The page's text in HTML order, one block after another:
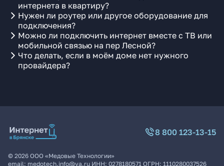
интернета в квартиру?
Нужен ли роутер или другое оборудование для
подключения?
Можно ли подключить интернет вместе с ТВ или
мобильной связью на пер Лесной?
Что делать, если в моём доме нет нужного
провайдера?
8 800 123-13-15
© 2026 ООО «Медовые Технологии»
email: medotech.info@ya.ru ИНН: 0278180571 ОГРН: 1110280037526